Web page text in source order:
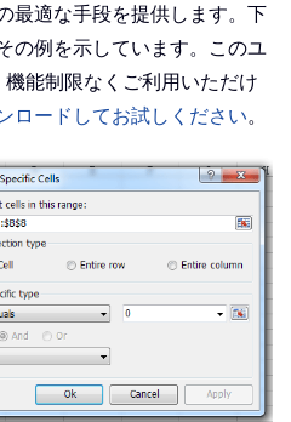
最適な手段を提供します。下
の例を示しています。このユ
能制限なくご利用いただけ
ロードしてお試しください。